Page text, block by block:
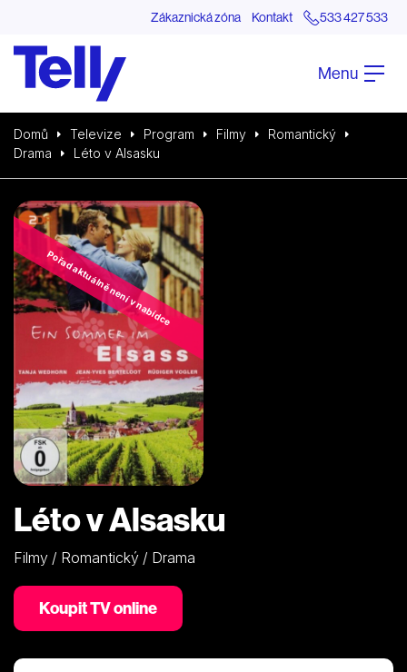
Zákaznická zóna Kontakt 533 427 533
Menu
Domů Televize Program Filmy
Romantický
Drama
Léto v Alsasku
Pořad aktuálně není v nabídce
Léto v Alsasku
Filmy / Romantický / Drama
Koupit TV online